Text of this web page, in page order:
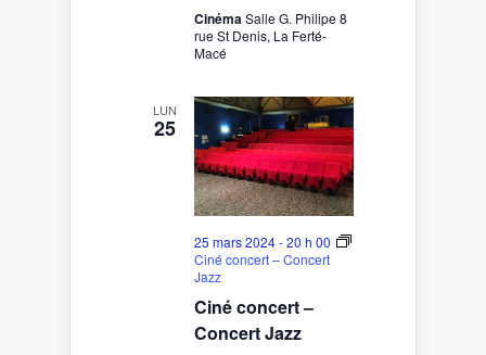
CinémaSalle G. Philipe 8
rue St Denis, La Ferté-
Macé
LUN
25
Ciné concert –
Concert Jazz
25 mars 2024 - 20 h 00
Ciné concert – Concert
Jazz